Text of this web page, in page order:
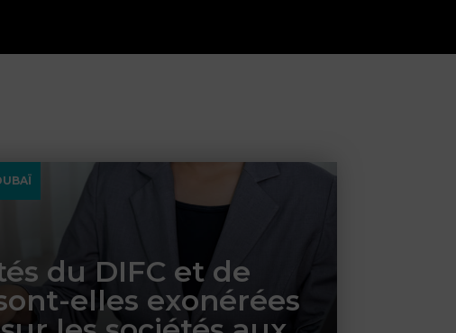
du DIFC et de
elles exonérées